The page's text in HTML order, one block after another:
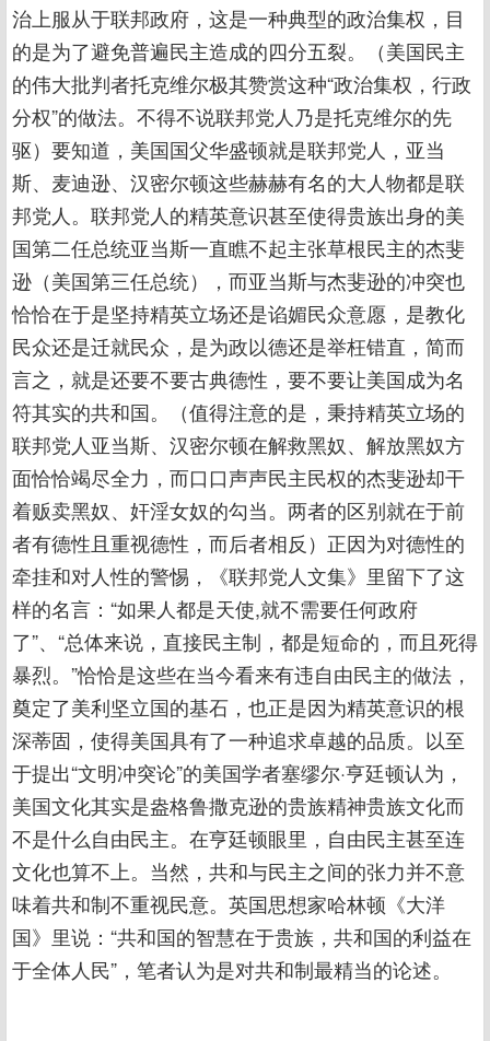
治上服从于联邦政府，这是一种典型的政治集权，目
的是为了避免普遍民主造成的四分五裂。（美国民主
的伟大批判者托克维尔极其赞赏这种“政治集权，行政
分权”的做法。不得不说联邦党人乃是托克维尔的先
驱）要知道，美国国父华盛顿就是联邦党人，亚当
斯、麦迪逊、汉密尔顿这些赫赫有名的大人物都是联
邦党人。联邦党人的精英意识甚至使得贵族出身的美
国第二任总统亚当斯一直瞧不起主张草根民主的杰斐
逊（美国第三任总统），而亚当斯与杰斐逊的冲突也
恰恰在于是坚持精英立场还是谄媚民众意愿，是教化
民众还是迁就民众，是为政以德还是举枉错直，简而
言之，就是还要不要古典德性，要不要让美国成为名
符其实的共和国。（值得注意的是，秉持精英立场的
联邦党人亚当斯、汉密尔顿在解救黑奴、解放黑奴方
面恰恰竭尽全力，而口口声声民主民权的杰斐逊却干
着贩卖黑奴、奸淫女奴的勾当。两者的区别就在于前
者有德性且重视德性，而后者相反）正因为对德性的
牵挂和对人性的警惕，《联邦党人文集》里留下了这
样的名言：“如果人都是天使,就不需要任何政府
了”、“总体来说，直接民主制，都是短命的，而且死得
暴烈。”恰恰是这些在当今看来有违自由民主的做法，
奠定了美利坚立国的基石，也正是因为精英意识的根
深蒂固，使得美国具有了一种追求卓越的品质。以至
于提出“文明冲突论”的美国学者塞缪尔·亨廷顿认为，
美国文化其实是盎格鲁撒克逊的贵族精神贵族文化而
不是什么自由民主。在亨廷顿眼里，自由民主甚至连
文化也算不上。当然，共和与民主之间的张力并不意
味着共和制不重视民意。英国思想家哈林顿《大洋
国》里说：“共和国的智慧在于贵族，共和国的利益在
于全体人民”，笔者认为是对共和制最精当的论述。